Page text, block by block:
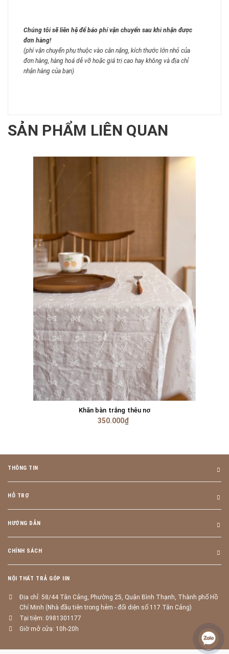
Chúng tôi sẽ liên hệ để báo phí vận chuyển sau khi nhận được
đơn hàng!
(phí vận chuyển phụ thuộc vào cân nặng, kích thước lớn nhỏ của
đơn hàng, hàng hoá dễ vỡ hoặc giá trị cao hay không và địa chỉ
nhận hàng của bạn)
SẢN PHẨM LIÊN QUAN
Khăn bàn trắng thêu nơ
350.000₫
THÔNG TIN
HỖ TRỢ
HƯỚNG DẪN
CHÍNH SÁCH
NỘI THẤT TRẢ GÓP IIN
Địa chỉ: 58/44 Tân Cảng, Phường 25, Quận Bình Thạnh, Thành phố Hồ
Chí Minh (Nhà đầu tiên trong hẻm - đối diện số 117 Tân Cảng)
Tại tiệm: 0981301177
Giờ mở cửa: 10h-20h